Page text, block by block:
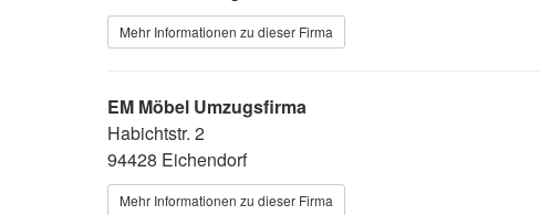
Mehr Informationen zu dieser Firma
EM Möbel Umzugsfirma
Habichtstr. 2
94428 Eichendorf
Mehr Informationen zu dieser Firma